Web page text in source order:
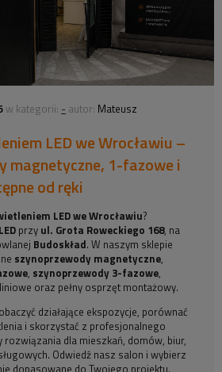
w kategorii: - autor: Mateusz
LED we Wrocławiu –
magnetyczne, 1-fazowe i
od ręki
LED we Wrocławiu?
przy ul. Grota Roweckiego 168, na
Budoskład. W naszym sklepie
szynoprzewody magnetyczne,
, szynoprzewody 3-fazowe,
oraz pełny osprzęt montażowy.
działające ekspozycje, porównać
i skorzystać z profesjonalnego
rozwiązania dla mieszkań, domów, biur,
Odwiedź nasz salon i wybierz